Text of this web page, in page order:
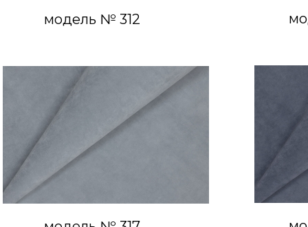
модель № 312